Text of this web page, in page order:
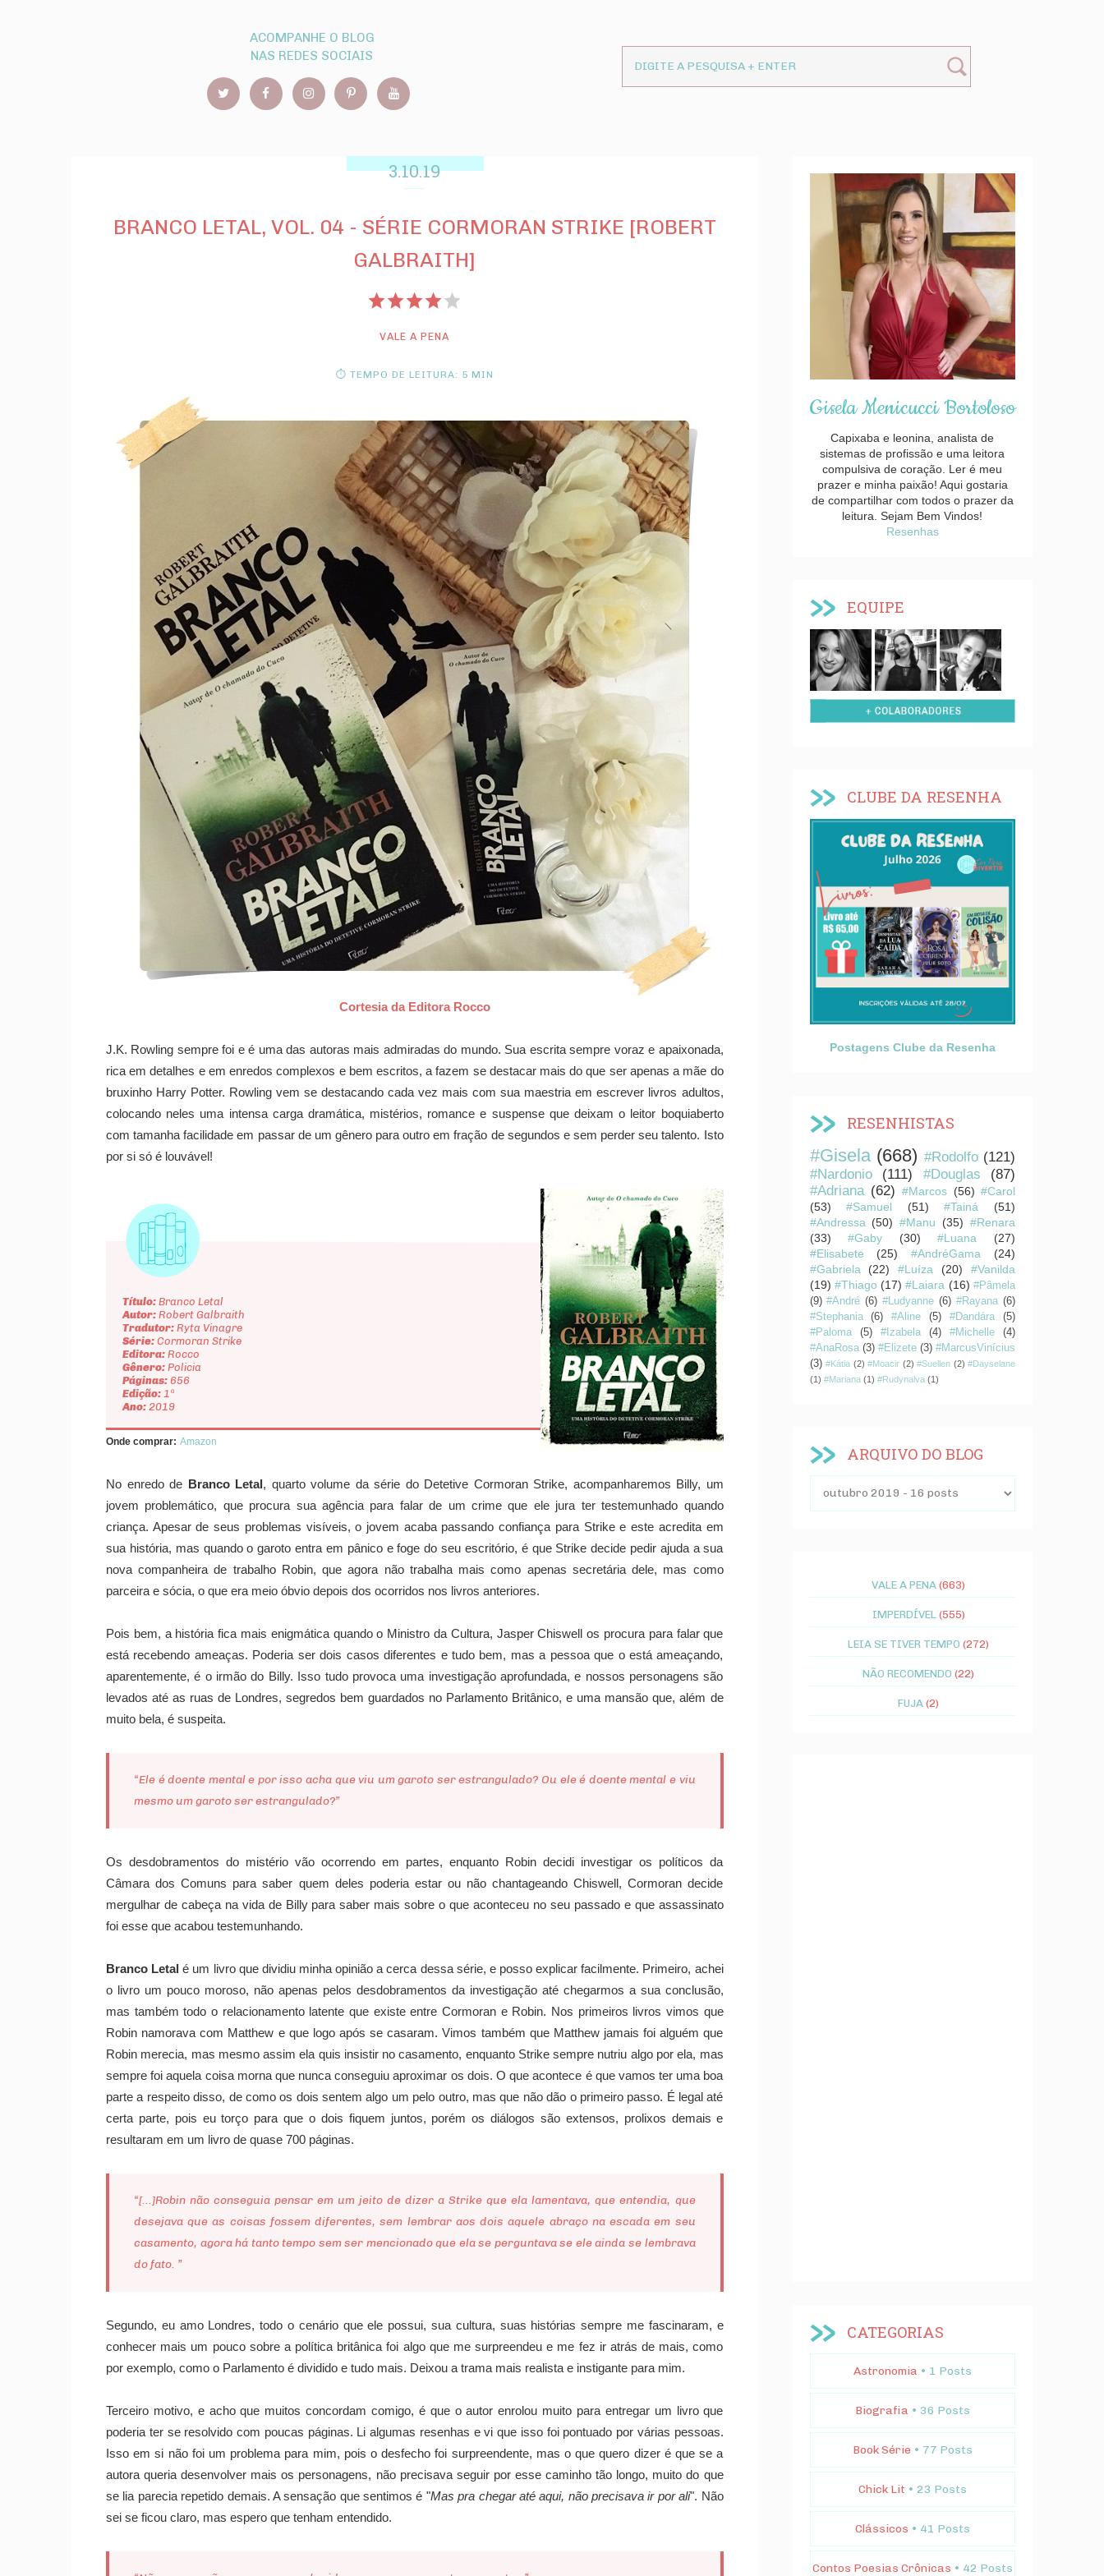
ACOMPANHE O BLOG
NAS REDES SOCIAIS
3.10.19
BRANCO LETAL, VOL. 04 - SÉRIE CORMORAN STRIKE [ROBERT
GALBRAITH]
VALE A PENA
⏱ TEMPO DE LEITURA: 5 MIN
Cortesia da Editora Rocco
J.K. Rowling sempre foi e é uma das autoras mais admiradas do mundo. Sua escrita sempre voraz e apaixonada,
rica em detalhes e em enredos complexos e bem escritos, a fazem se destacar mais do que ser apenas a mãe do
bruxinho Harry Potter. Rowling vem se destacando cada vez mais com sua maestria em escrever livros adultos,
colocando neles uma intensa carga dramática, mistérios, romance e suspense que deixam o leitor boquiaberto
com tamanha facilidade em passar de um gênero para outro em fração de segundos e sem perder seu talento. Isto
por si só é louvável!
Título:Branco Letal
Autor:Robert Galbraith
Tradutor:Ryta Vinagre
Série:Cormoran Strike
Editora:Rocco
Gênero:Policia
Páginas:656
Edição:1ª
Ano:2019
Onde comprar: Amazon
No enredo de Branco Letal , quarto volume da série do Detetive Cormoran Strike, acompanharemos Billy, um
jovem problemático, que procura sua agência para falar de um crime que ele jura ter testemunhado quando
criança. Apesar de seus problemas visíveis, o jovem acaba passando confiança para Strike e este acredita em
sua história, mas quando o garoto entra em pânico e foge do seu escritório, é que Strike decide pedir ajuda a sua
nova companheira de trabalho Robin, que agora não trabalha mais como apenas secretária dele, mas como
parceira e sócia, o que era meio óbvio depois dos ocorridos nos livros anteriores.
Pois bem, a história fica mais enigmática quando o Ministro da Cultura, Jasper Chiswell os procura para falar que
está recebendo ameaças. Poderia ser dois casos diferentes e tudo bem, mas a pessoa que o está ameaçando,
aparentemente, é o irmão do Billy. Isso tudo provoca uma investigação aprofundada, e nossos personagens são
levados até as ruas de Londres, segredos bem guardados no Parlamento Britânico, e uma mansão que, além de
muito bela, é suspeita.
“Ele é doente mental e por isso acha que viu um garoto ser estrangulado? Ou ele é doente mental e viu
mesmo um garoto ser estrangulado?”
Os desdobramentos do mistério vão ocorrendo em partes, enquanto Robin decidi investigar os políticos da
Câmara dos Comuns para saber quem deles poderia estar ou não chantageando Chiswell, Cormoran decide
mergulhar de cabeça na vida de Billy para saber mais sobre o que aconteceu no seu passado e que assassinato
foi esse que acabou testemunhando.
Branco Letal é um livro que dividiu minha opinião a cerca dessa série, e posso explicar facilmente. Primeiro, achei
o livro um pouco moroso, não apenas pelos desdobramentos da investigação até chegarmos a sua conclusão,
mas também todo o relacionamento latente que existe entre Cormoran e Robin. Nos primeiros livros vimos que
Robin namorava com Matthew e que logo após se casaram. Vimos também que Matthew jamais foi alguém que
Robin merecia, mas mesmo assim ela quis insistir no casamento, enquanto Strike sempre nutriu algo por ela, mas
sempre foi aquela coisa morna que nunca conseguiu aproximar os dois. O que acontece é que vamos ter uma boa
parte a respeito disso, de como os dois sentem algo um pelo outro, mas que não dão o primeiro passo. É legal até
certa parte, pois eu torço para que o dois fiquem juntos, porém os diálogos são extensos, prolixos demais e
resultaram em um livro de quase 700 páginas.
“[...]Robin não conseguia pensar em um jeito de dizer a Strike que ela lamentava, que entendia, que
desejava que as coisas fossem diferentes, sem lembrar aos dois aquele abraço na escada em seu
casamento, agora há tanto tempo sem ser mencionado que ela se perguntava se ele ainda se lembrava
do fato. ”
Segundo, eu amo Londres, todo o cenário que ele possui, sua cultura, suas histórias sempre me fascinaram, e
conhecer mais um pouco sobre a política britânica foi algo que me surpreendeu e me fez ir atrás de mais, como
por exemplo, como o Parlamento é dividido e tudo mais. Deixou a trama mais realista e instigante para mim.
Terceiro motivo, e acho que muitos concordam comigo, é que o autor enrolou muito para entregar um livro que
poderia ter se resolvido com poucas páginas. Li algumas resenhas e vi que isso foi pontuado por várias pessoas.
Isso em si não foi um problema para mim, pois o desfecho foi surpreendente, mas o que quero dizer é que se a
autora queria desenvolver mais os personagens, não precisava seguir por esse caminho tão longo, muito do que
se lia parecia repetido demais. A sensação que sentimos é "Mas pra chegar até aqui, não precisava ir por ali". Não
sei se ficou claro, mas espero que tenham entendido.
Gisela Menicucci Bortoloso
Capixaba e leonina, analista de
sistemas de profissão e uma leitora
compulsiva de coração. Ler é meu
prazer e minha paixão! Aqui gostaria
de compartilhar com todos o prazer da
leitura. Sejam Bem Vindos!
Resenhas
EQUIPE
CLUBE DA RESENHA
Postagens Clube da Resenha
RESENHISTAS
#Gisela (668) #Rodolfo (121)
#Nardonio
(111) #Douglas
(87)
#Adriana (62) #Marcos (56) #Carol
(53)
#Samuel (51) #Tainá
(51)
#Andressa (50) #Manu (35) #Renara
(33)
#Gaby (30) #Luana
(27)
#Elisabete
(25) #AndréGama
(24)
#Gabriela
(22) #Luíza (20)
#Vanilda
(19) #Thiago (17) #Laiara (16) #Pâmela
(9) #André (6) #Ludyanne (6) #Rayana (6)
#Stephania
(6) #Aline (5) #Dandára
(5)
#Paloma
(5) #Izabela (4) #Michelle
(4)
#AnaRosa (3) #Elizete (3) #MarcusVinícius
(3) #Kátia (2) #Moacir (2) #Suellen (2) #Dayselane
(1) #Mariana (1) #Rudynalva (1)
ARQUIVO DO BLOG
VALE A PENA (663)
IMPERDÍVEL (555)
LEIA SE TIVER TEMPO (272)
NÃO RECOMENDO (22)
FUJA (2)
CATEGORIAS
Astronomia • 1 Posts
Biografia • 36 Posts
Book Série • 77 Posts
Chick Lit • 23 Posts
Clássicos • 41 Posts
Contos Poesias Crônicas • 42 Posts